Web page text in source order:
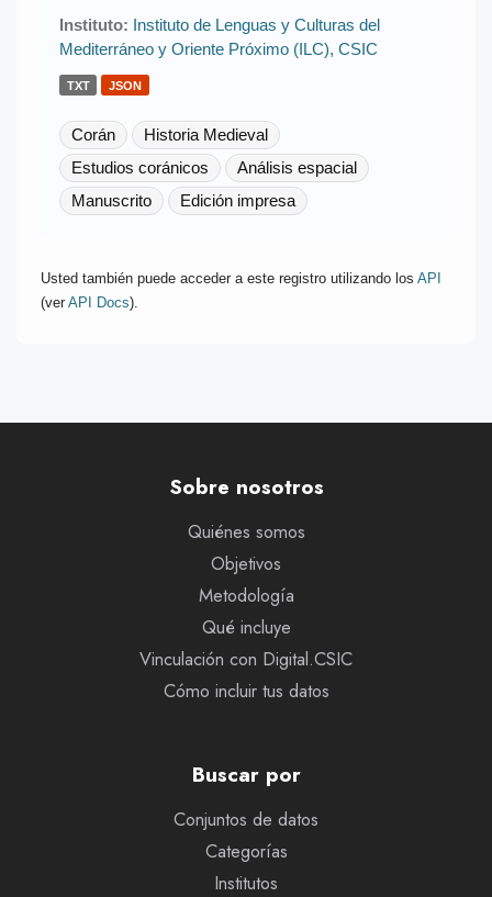
Instituto: Instituto de Lenguas y Culturas del
Mediterráneo y Oriente Próximo (ILC), CSIC
TXT JSON
Corán
Historia Medieval
Estudios coránicos
Análisis espacial
Manuscrito
Edición impresa
Usted también puede acceder a este registro utilizando los API
(ver API Docs).
Sobre nosotros
Quiénes somos
Objetivos
Metodología
Qué incluye
Vinculación con Digital.CSIC
Cómo incluir tus datos
Buscar por
Conjuntos de datos
Categorías
Institutos